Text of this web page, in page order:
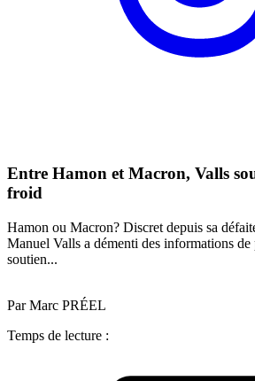
Entre Hamon et Macron, Valls
froid
Hamon ou Macron? Discret depuis sa
Manuel Valls a démenti des informations de
soutien...
Par Marc PRÉEL
Temps de lecture :